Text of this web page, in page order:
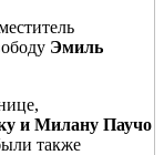
Эмиль
и Милану Паучо
также